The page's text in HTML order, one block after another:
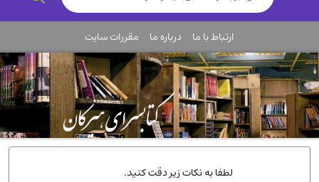
رمان و داستان ایرانی(307)
روانشناسی(357)
انگلیسی و زبان خارجی(14)
کودکان و نوجوانان(76)
کتب نادر و کمیاب(19)
روانشناسی(112)
طب گیاهی و سنتی(45)
ارتباط با ما درباره ما مقررات سایت
لطفا به نکات زیر دقت کنید.